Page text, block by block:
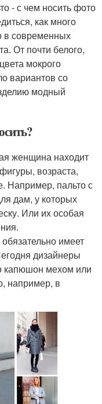
- с чем носить фото
как много
в современных
От почти белого,
мокрого
вариантов со
модный
женщина находит
возраста,
Например, пальто с
дам, у которых
Или их особая
имеет
дизайнеры
капюшон мехом или
например, в